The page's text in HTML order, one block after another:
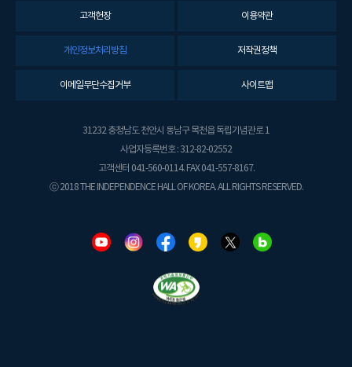
고객헌장 이용약관
개인정보처리방침 저작권정책
이메일무단수집거부 사이트맵
31232 충청남도 천안시 동남구 목천읍 독립기념관로 1
사업자등록번호 : 312-82-02552
고객센터 041-560-0114. FAX 041-557-8167.
ⓒ 2018 THE INDEPENDENCE HALL OF KOREA. ALL RIGHTS RESERVED.